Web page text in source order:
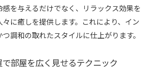
を与えるだけでなく、リラックス効果を
に癒しを提供します。これにより、イン
調和の取れたスタイルに仕上がります。
部屋を広く見せるテクニック